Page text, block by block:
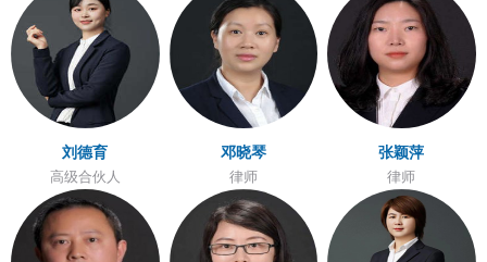
刘德育
高级合伙人
邓晓琴
律师
张颖萍
律师